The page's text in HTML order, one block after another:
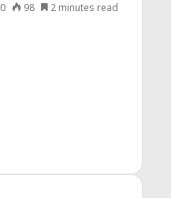
0 98 2 minutes read